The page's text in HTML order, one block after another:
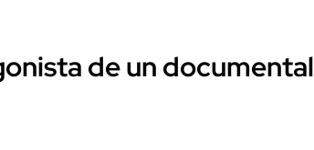
de un documental